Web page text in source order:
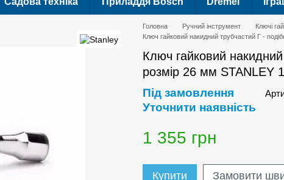
Головна Ручний інструмент
Ключі
Ключ гайковий накидний трубчастий Г -
Ключ гайковий
розмір 26 мм STANLEY
Під замовлення
Уточнити наявність
1 355 грн
Купити Замовити